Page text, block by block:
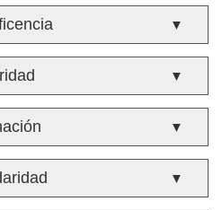
▼
▼
▼
▼